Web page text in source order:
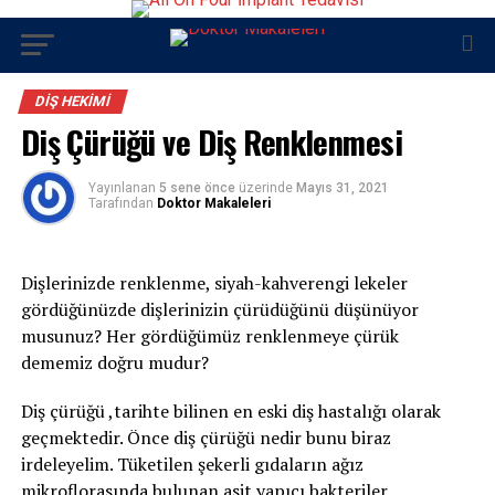
DIŞ HEKIMI
Diş Çürüğü ve Diş Renklenmesi
Yayınlanan 5 sene önce üzerinde Mayıs 31, 2021
Tarafından Doktor Makaleleri
Dişlerinizde renklenme, siyah-kahverengi lekeler
gördüğünüzde dişlerinizin çürüdüğünü düşünüyor
musunuz? Her gördüğümüz renklenmeye çürük
dememiz doğru mudur?
Diş çürüğü ,tarihte bilinen en eski diş hastalığı olarak
geçmektedir. Önce diş çürüğü nedir bunu biraz
irdeleyelim. Tüketilen şekerli gıdaların ağız